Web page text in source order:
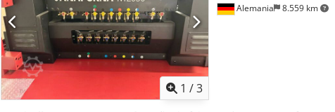
a sangre Longitud máxima: 3,2 m (10,5 pies) – 4 mesas para material
mínimo: A2 apaisado (60 x 42 cm – 1,97 x 1,4 pies) Grosor Grosor
máximo: 45 mm (1,77 pulgadas) Peso máximo: 10 kg/m² sobre la mesa
flexibles Ancho máximo: 165 cm (5,4 pies) Longitud máxima: n.d. –
mínimo: 0,2 mm Peso máximo: 50 kg (110 lbs)
1 /3
Alemania 8.559 km